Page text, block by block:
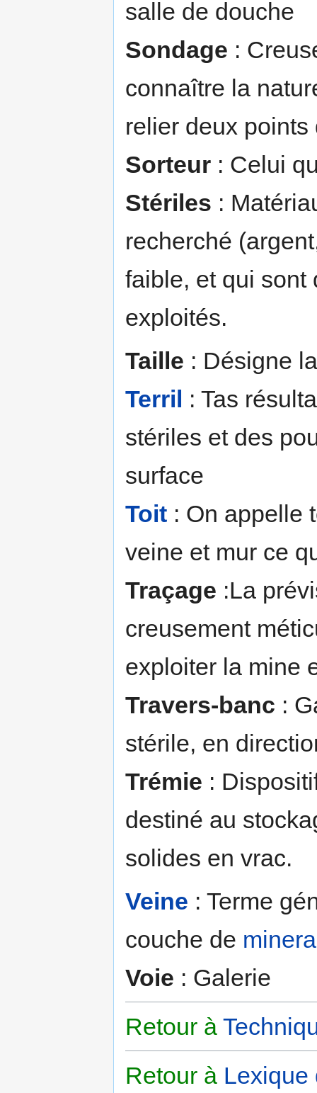
salle de douche
Sondage :
connaître la
relier deux points
Sorteur : Celui
Stériles :
recherché
faible, et qui sont
exploités.
Taille : Désigne
Terril
: Tas
stériles et des
surface
Toit : On appelle
veine et mur ce
Traçage :La
creusement
exploiter la mine
Travers-banc :
stérile, en
Trémie :
destiné au
solides en vrac.
Veine : Terme
couche de
Voie : Galerie
Retour à
Retour à Lexique